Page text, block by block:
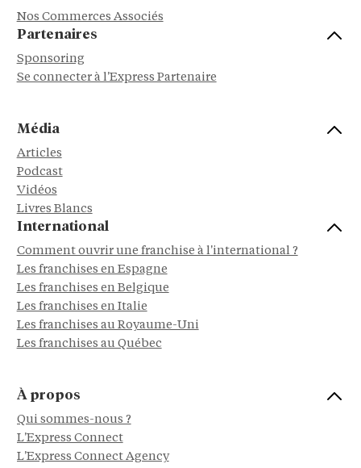
Nos Commerces Associés
Partenaires
Sponsoring
Se connecter à l'Express Partenaire
Média
Articles
Podcast
Vidéos
Livres Blancs
International
Comment ouvrir une franchise à l'international ?
Les franchises en Espagne
Les franchises en Belgique
Les franchises en Italie
Les franchises au Royaume-Uni
Les franchises au Québec
À propos
Qui sommes-nous ?
L'Express Connect
L'Express Connect Agency